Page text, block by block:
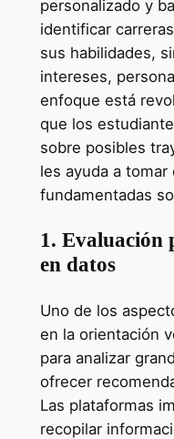
personalizado y
identificar
sus habilidades,
intereses,
enfoque está
que los
sobre posibles
les ayuda a
fundamentadas
1. Evaluación
en datos
Uno de los
en la orientación
para analizar
ofrecer
Las plataformas
recopilar